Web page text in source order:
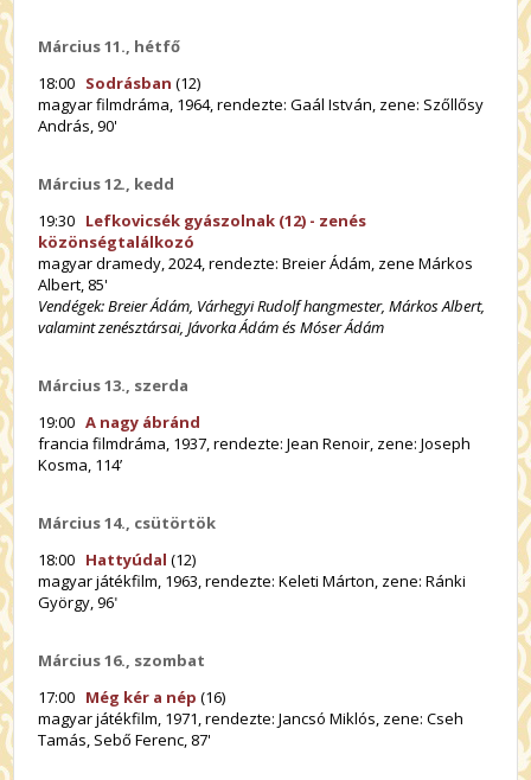
Március 11., hétfő
18:00 Sodrásban (12)
magyar filmdráma, 1964, rendezte: Gaál István, zene: Szőllősy
András, 90'
Március 12., kedd
19:30 Lefkovicsék gyászolnak (12) - zenés
közönségtalálkozó
magyar dramedy, 2024, rendezte: Breier Ádám, zene Márkos
Albert, 85'
Vendégek: Breier Ádám, Várhegyi Rudolf hangmester, Márkos Albert,
valamint zenésztársai, Jávorka Ádám és Móser Ádám
Március13., szerda
19:00 A nagy ábránd
francia filmdráma, 1937, rendezte: Jean Renoir, zene: Joseph
Kosma, 114’
Március14., csütörtök
18:00 Hattyúdal (12)
magyar játékfilm, 1963, rendezte: Keleti Márton, zene: Ránki
György, 96'
Március16., szombat
17:00 Még kér a nép (16)
magyar játékfilm, 1971, rendezte: Jancsó Miklós, zene: Cseh
Tamás, Sebő Ferenc, 87'